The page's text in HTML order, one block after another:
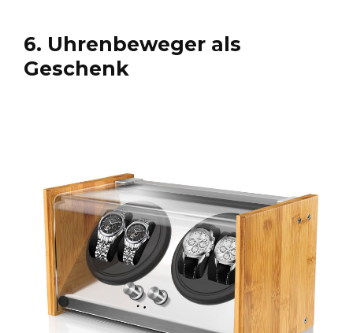
6. Uhrenbeweger als
Geschenk